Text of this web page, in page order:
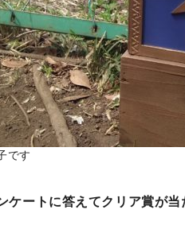
です
ケートに答えてクリア賞が当